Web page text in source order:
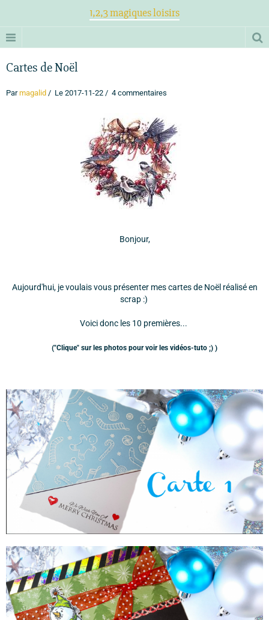
1,2,3 magiques loisirs
Cartes de Noël
Parmagalid Le 2017-11-22 4 commentaires
Bonjour,
Aujourd'hui, je voulais vous présenter mes cartes de Noël réalisé en
scrap :)
Voici donc les 10 premières...
("Clique" sur les photos pour voir les vidéos-tuto ;) )